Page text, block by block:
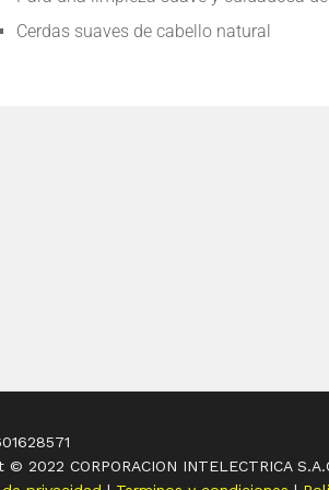
Cerdas suaves de cabello natural
© 2022 CORPORACION INTELECTRICA